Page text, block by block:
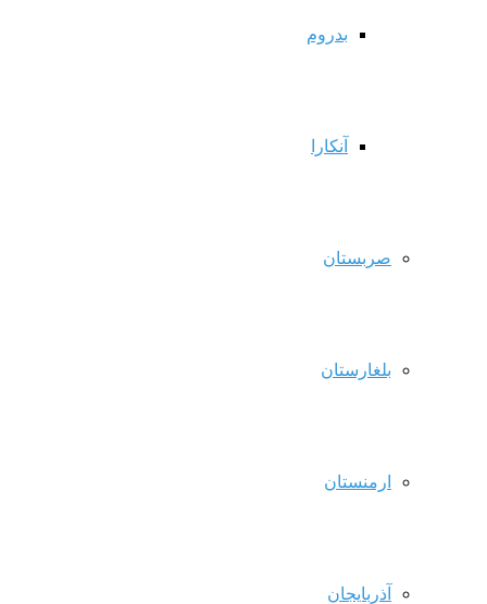
بدروم
آنکارا
صربستان
بلغارستان
ارمنستان
آذربایجان